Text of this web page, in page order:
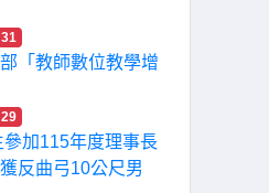
31
「教師數位教學增
29
加115年度理事長
反曲弓10公尺男